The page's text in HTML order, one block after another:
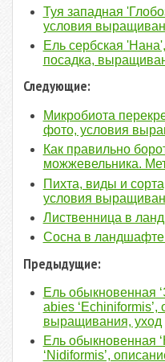
Туя западная
условия
Ель сербская
посадка,
Следующие:
Микробиота
фото, условия
Как правильно
можжевельника.
Пихта, виды и
условия
Лиственница в
Сосна в ландшафте
Предыдущие:
Ель обыкновенная
abies
выращивания, уход
Ель обыкновенная
‘Nidiformis’,